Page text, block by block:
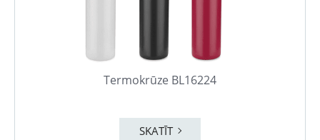
Termokrūze BL16224
SKATĪT